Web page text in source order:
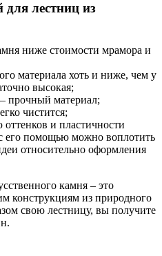
для лестниц из
ниже стоимости мрамора и
материала хоть и ниже, чем у
высокая;
прочный материал;
чистится;
оттенков и пластичности
его помощью можно воплотить
относительно оформления
камня – это
конструкциям из природного
свою лестницу, вы получите